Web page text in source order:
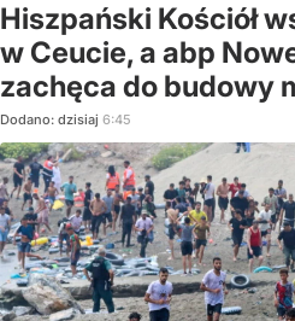
Hiszpański Kościół
w Ceucie, a abp
zachęca do budowy
Dodano: dzisiaj 6:45